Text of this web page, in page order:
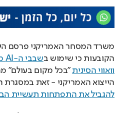
הקובעות כי שימוש ב
וואווי הסינית
הייצוא האמריקני - זאת במסגרת
להגביל את התפתחות תעשיית